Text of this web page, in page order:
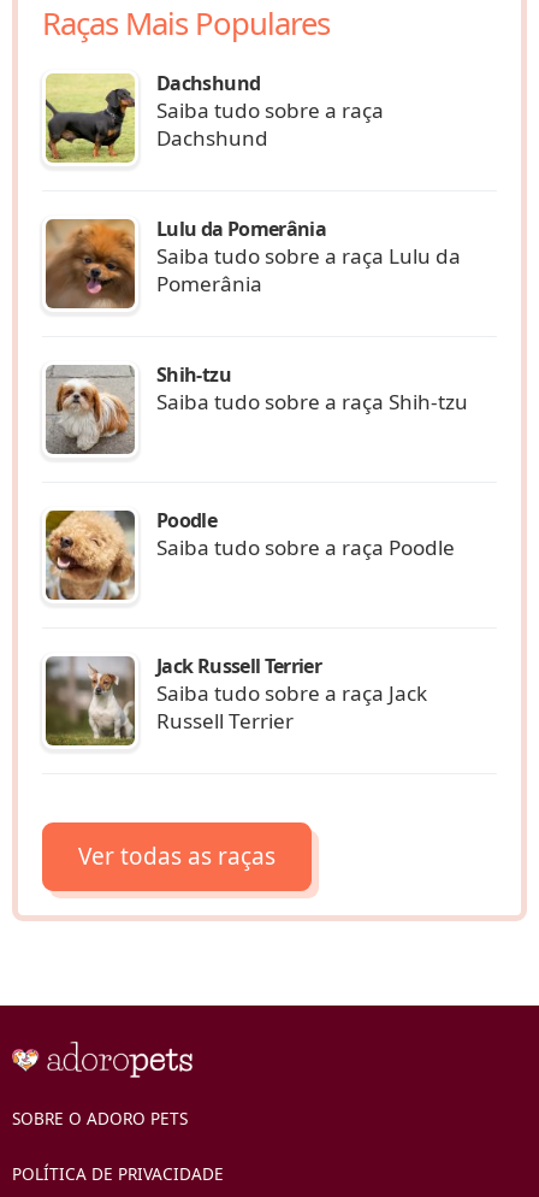
Raças Mais Populares
Dachshund
Saiba tudo sobre a raça
Dachshund
Lulu da Pomerânia
Saiba tudo sobre a raça Lulu da
Pomerânia
Shih-tzu
Saiba tudo sobre a raça Shih-tzu
Poodle
Saiba tudo sobre a raça Poodle
Jack Russell Terrier
Saiba tudo sobre a raça Jack
Russell Terrier
Ver todas as raças
SOBRE O ADORO PETS
POLÍTICA DE PRIVACIDADE